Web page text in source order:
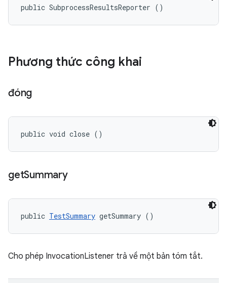
public SubprocessResultsReporter ()
Phương thức công khai
đóng
public void close ()
getSummary
public TestSummary getSummary ()
Cho phép InvocationListener trả về một bản tóm tắt.